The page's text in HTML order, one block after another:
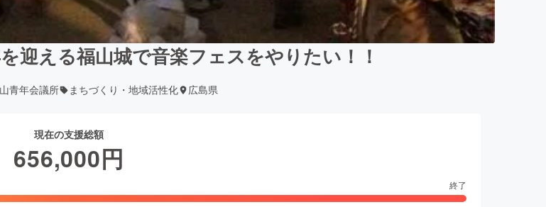
迎える福山城で音楽フェスをやりたい！！
青年会議所 まちづくり・地域活性化 広島県
現在の支援総額
656,000円
終了